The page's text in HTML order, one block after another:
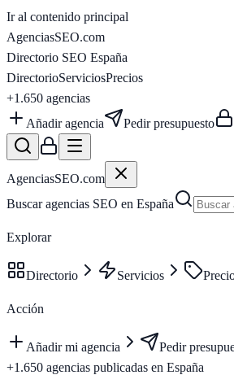
Ir al contenido principal
AgenciasSEO.com
Directorio SEO España
DirectorioServiciosPrecios
+1.650 agencias
Añadir agencia
Pedir presupuesto
AgenciasSEO.com
Buscar agencias SEO en España
Explorar
Directorio Servicios
Acción
Añadir mi agencia
Pedir
+1.650 agencias publicadas en España